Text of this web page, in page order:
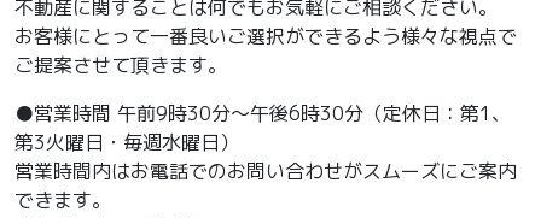
不動産に関することは何でもお気軽にご相談ください。
お客様にとって一番良いご選択ができるよう様々な視点で
ご提案させて頂きます。
●営業時間 午前9時30分～午後6時30分（定休日：第1、
第3火曜日・毎週水曜日）
営業時間内はお電話でのお問い合わせがスムーズにご案内
できます。